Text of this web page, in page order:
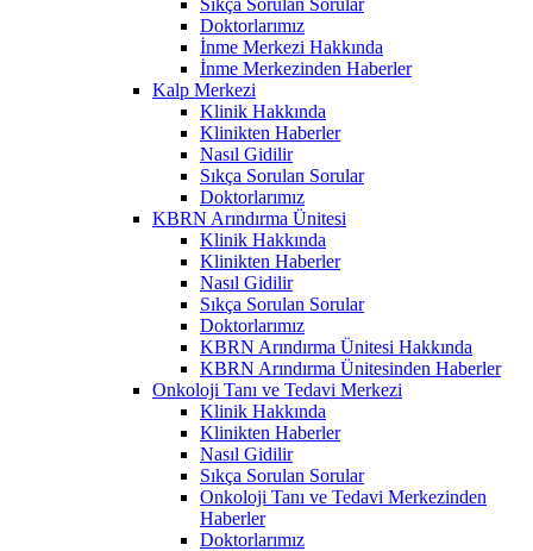
Doktorlarımız
İnme Merkezi Hakkında
İnme Merkezinden Haberler
Kalp Merkezi
Klinik Hakkında
Klinikten Haberler
Nasıl Gidilir
Sıkça Sorulan Sorular
Doktorlarımız
KBRN Arındırma Ünitesi
Klinik Hakkında
Klinikten Haberler
Nasıl Gidilir
Sıkça Sorulan Sorular
Doktorlarımız
KBRN Arındırma Ünitesi Hakkında
KBRN Arındırma Ünitesinden Haberler
Onkoloji Tanı ve Tedavi Merkezi
Klinik Hakkında
Klinikten Haberler
Nasıl Gidilir
Sıkça Sorulan Sorular
Onkoloji Tanı ve Tedavi Merkezinden
Haberler
Doktorlarımız